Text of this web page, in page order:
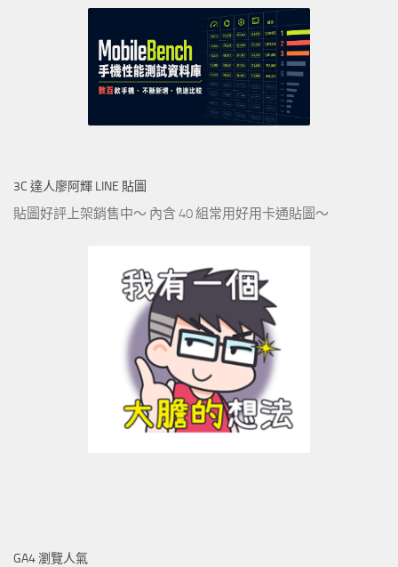
3C 達人廖阿輝 LINE 貼圖
貼圖好評上架銷售中～ 內含 40 組常用好用卡通貼圖～
GA4 瀏覽人氣